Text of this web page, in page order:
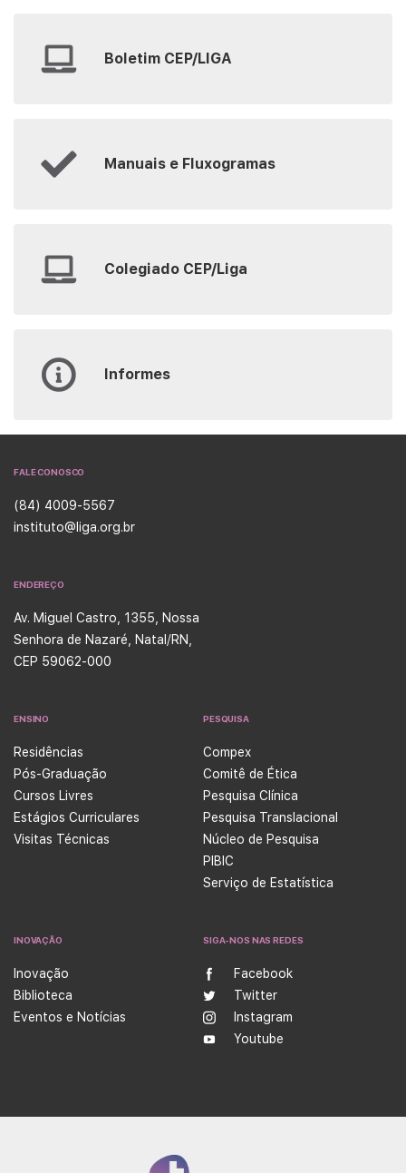
Boletim CEP/LIGA
Manuais e Fluxogramas
Colegiado CEP/Liga
Informes
FALE CONOSCO
(84) 4009-5567
instituto@liga.org.br
ENDEREÇO
Av. Miguel Castro, 1355, Nossa
Senhora de Nazaré, Natal/RN,
CEP 59062-000
ENSINO
Residências
Pós-Graduação
Cursos Livres
Estágios Curriculares
Visitas Técnicas
PESQUISA
Compex
Comitê de Ética
Pesquisa Clínica
Pesquisa Translacional
Núcleo de Pesquisa
PIBIC
Serviço de Estatística
INOVAÇÃO
Inovação
Biblioteca
Eventos e Notícias
SIGA-NOS NAS REDES
Facebook
Twitter
Instagram
Youtube